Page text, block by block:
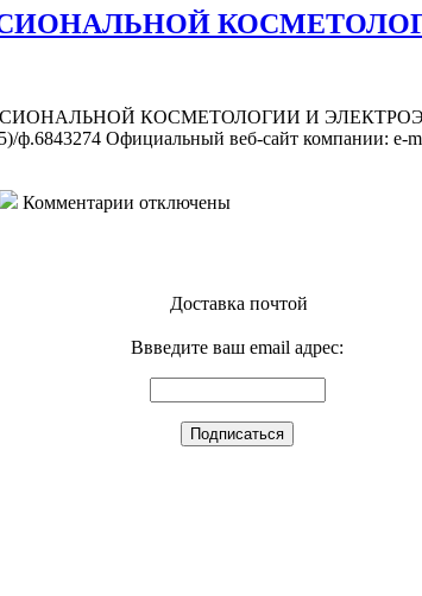
ГОЛДЭН
МЕДИКАЛ
КОСМЕТОЛОГИИ И
ф.6843274 Официальный веб-сайт компании: e-
Комментарии к
ПРОФЕССИОНАЛЬНОЙ
И
отключены
Доставка почтой
Ввведите ваш email адрес: